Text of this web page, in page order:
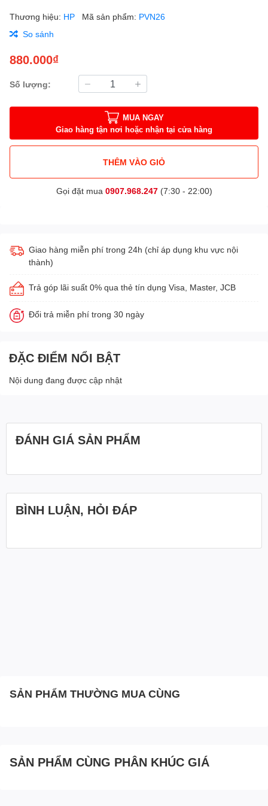
Thương hiệu: HP Mã sản phẩm: PVN26
So sánh
880.000₫
Số lượng:
MUA NGAY
Giao hàng tận nơi hoặc nhận tại cửa hàng
THÊM VÀO GIỎ
Gọi đặt mua 0907.968.247(7:30 - 22:00)
Giao hàng miễn phí trong 24h (chỉ áp dụng khu vực nội
thành)
Trả góp lãi suất 0% qua thẻ tín dụng Visa, Master, JCB
Đổi trả miễn phí trong 30 ngày
ĐẶC ĐIỂM NỔI BẬT
Nội dung đang được cập nhật
ĐÁNH GIÁ SẢN PHẨM
BÌNH LUẬN, HỎI ĐÁP
SẢN PHẨM THƯỜNG MUA CÙNG
SẢN PHẨM CÙNG PHÂN KHÚC GIÁ